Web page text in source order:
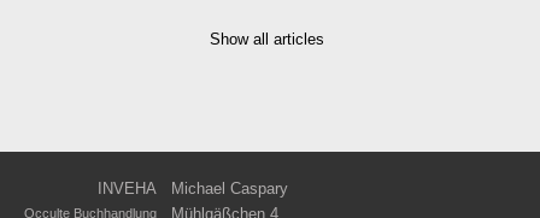
Show all articles
INVEHA Michael Caspary
Occulte Buchhandlung Mühlgäßchen 4